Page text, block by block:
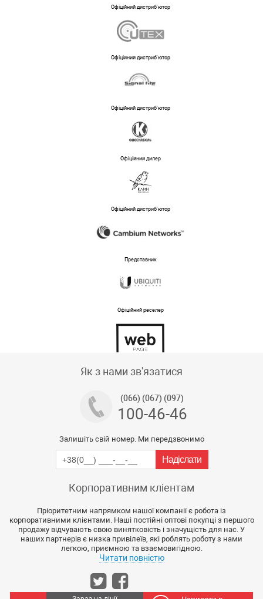
Офіційний дистриб'ютор
Офіційний дистриб'ютор
Офіційний дистриб'ютор
Офіційний дилер
Офіційний дистриб'ютор
Представник
Офіційний реселер
Як з нами зв'язатися
(066) (067) (097)
100-46-46
Залишіть свій номер. Ми передзвонимо
Корпоративним кліентам
Пріоритетним напрямком нашої компанії є робота із
корпоративними клієнтами. Наші постійні оптові покупці з першого
продажу відчувають свою винятковість і значущість для нас. У
наших партнерів є низка привілеїв, які роблять роботу з нами
легкою, приємною та взаємовигідною.
Читати повністю